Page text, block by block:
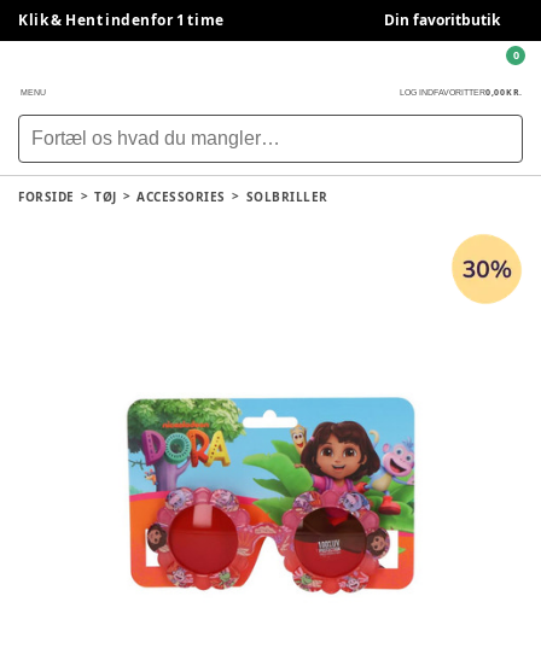
Klik & Hent indenfor 1 time Din favoritbutik
MENU LOG INDFAVORITTER0,00 KR.
0
FORSIDE TØJ ACCESSORIES SOLBRILLER